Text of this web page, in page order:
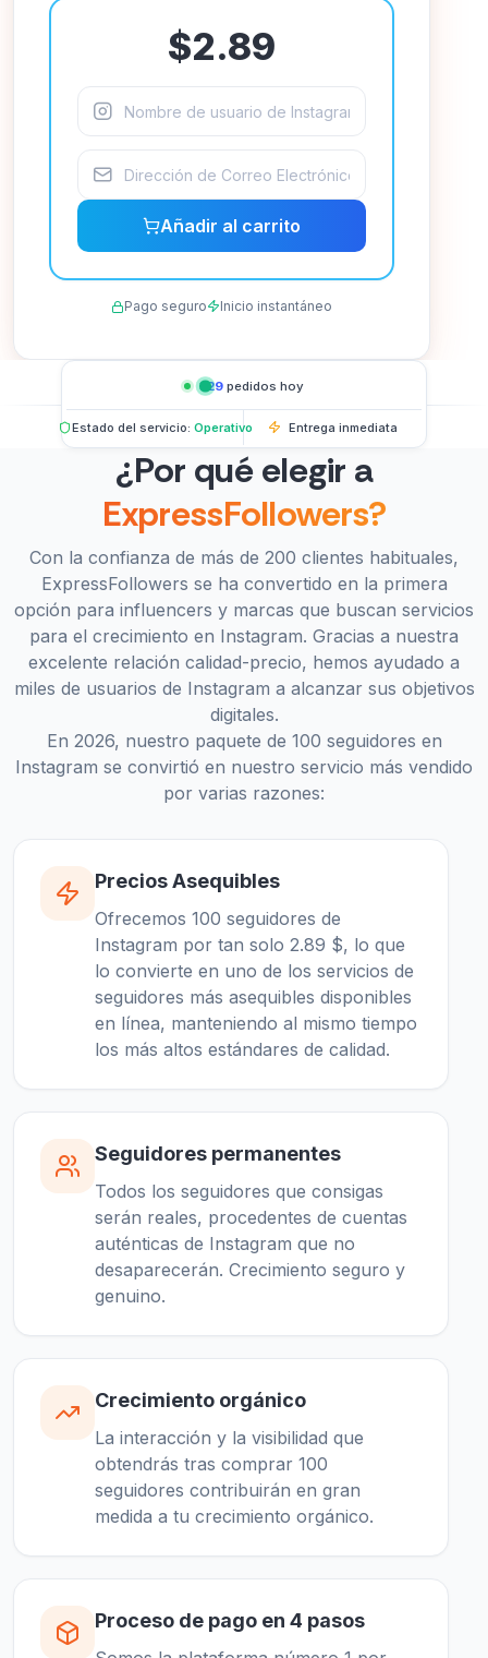
$2.89
Añadir al carrito
Pago seguro Inicio instantáneo
329 pedidos hoy
Estado del servicio: Operativo Entrega inmediata
¿Por qué elegir a
ExpressFollowers?
Con la confianza de más de 200 clientes habituales,
ExpressFollowers se ha convertido en la primera
opción para influencers y marcas que buscan servicios
para el crecimiento en Instagram. Gracias a nuestra
excelente relación calidad-precio, hemos ayudado a
miles de usuarios de Instagram a alcanzar sus objetivos
digitales.
En 2026, nuestro paquete de 100 seguidores en
Instagram se convirtió en nuestro servicio más vendido
por varias razones:
Precios Asequibles
Ofrecemos 100 seguidores de
Instagram por tan solo 2.89 $, lo que
lo convierte en uno de los servicios de
seguidores más asequibles disponibles
en línea, manteniendo al mismo tiempo
los más altos estándares de calidad.
Seguidores permanentes
Todos los seguidores que consigas
serán reales, procedentes de cuentas
auténticas de Instagram que no
desaparecerán. Crecimiento seguro y
genuino.
Crecimiento orgánico
La interacción y la visibilidad que
obtendrás tras comprar 100
seguidores contribuirán en gran
medida a tu crecimiento orgánico.
Proceso de pago en 4 pasos